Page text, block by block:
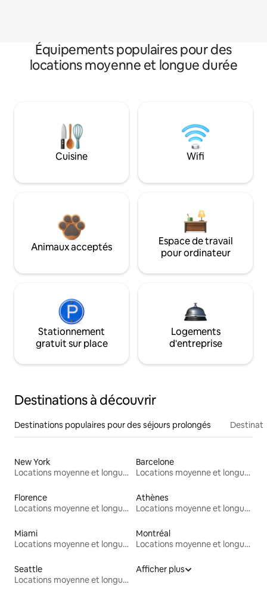
Équipements populaires pour des
locations moyenne et longue durée
Cuisine Wifi
Animaux acceptés
Espace de travail
pour ordinateur
Stationnement
gratuit sur place
Logements
d'entreprise
Destinations à découvrir
Destinations populaires pour des séjours prolongés
New York
Locations moyenne et longue durée
Barcelone
Locations moyenne et longue durée
Florence
Locations moyenne et longue durée
Athènes
Locations moyenne et longue durée
Miami
Locations moyenne et longue durée
Montréal
Locations moyenne et longue durée
Seattle
Locations moyenne et longue durée
Afficher plus